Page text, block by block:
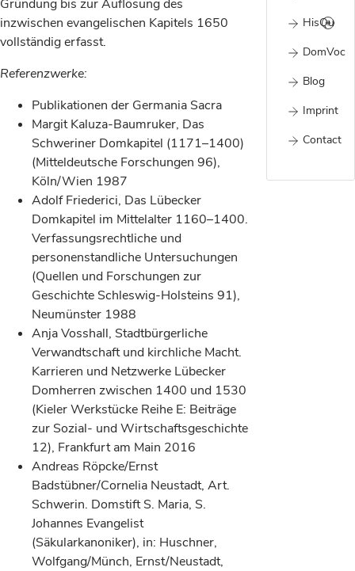
HisQu
DomVoc
Blog
Imprint
Contact
Gründung bis zur Auflösung des
inzwischen evangelischen Kapitels 1650
vollständig erfasst.
Referenzwerke:
Publikationen der Germania Sacra
Margit Kaluza-Baumruker, Das
Schweriner Domkapitel (1171–1400)
(Mitteldeutsche Forschungen 96),
Köln/Wien 1987
Adolf Friederici, Das Lübecker
Domkapitel im Mittelalter 1160–1400.
Verfassungsrechtliche und
personenstandliche Untersuchungen
(Quellen und Forschungen zur
Geschichte Schleswig-Holsteins 91),
Neumünster 1988
Anja Vosshall, Stadtbürgerliche
Verwandtschaft und kirchliche Macht.
Karrieren und Netzwerke Lübecker
Domherren zwischen 1400 und 1530
(Kieler Werkstücke Reihe E: Beiträge
zur Sozial- und Wirtschaftsgeschichte
12), Frankfurt am Main 2016
Andreas Röpcke/Ernst
Badstübner/Cornelia Neustadt, Art.
Schwerin. Domstift S. Maria, S.
Johannes Evangelist
(Säkularkanoniker), in: Huschner,
Wolfgang/Münch, Ernst/Neustadt,